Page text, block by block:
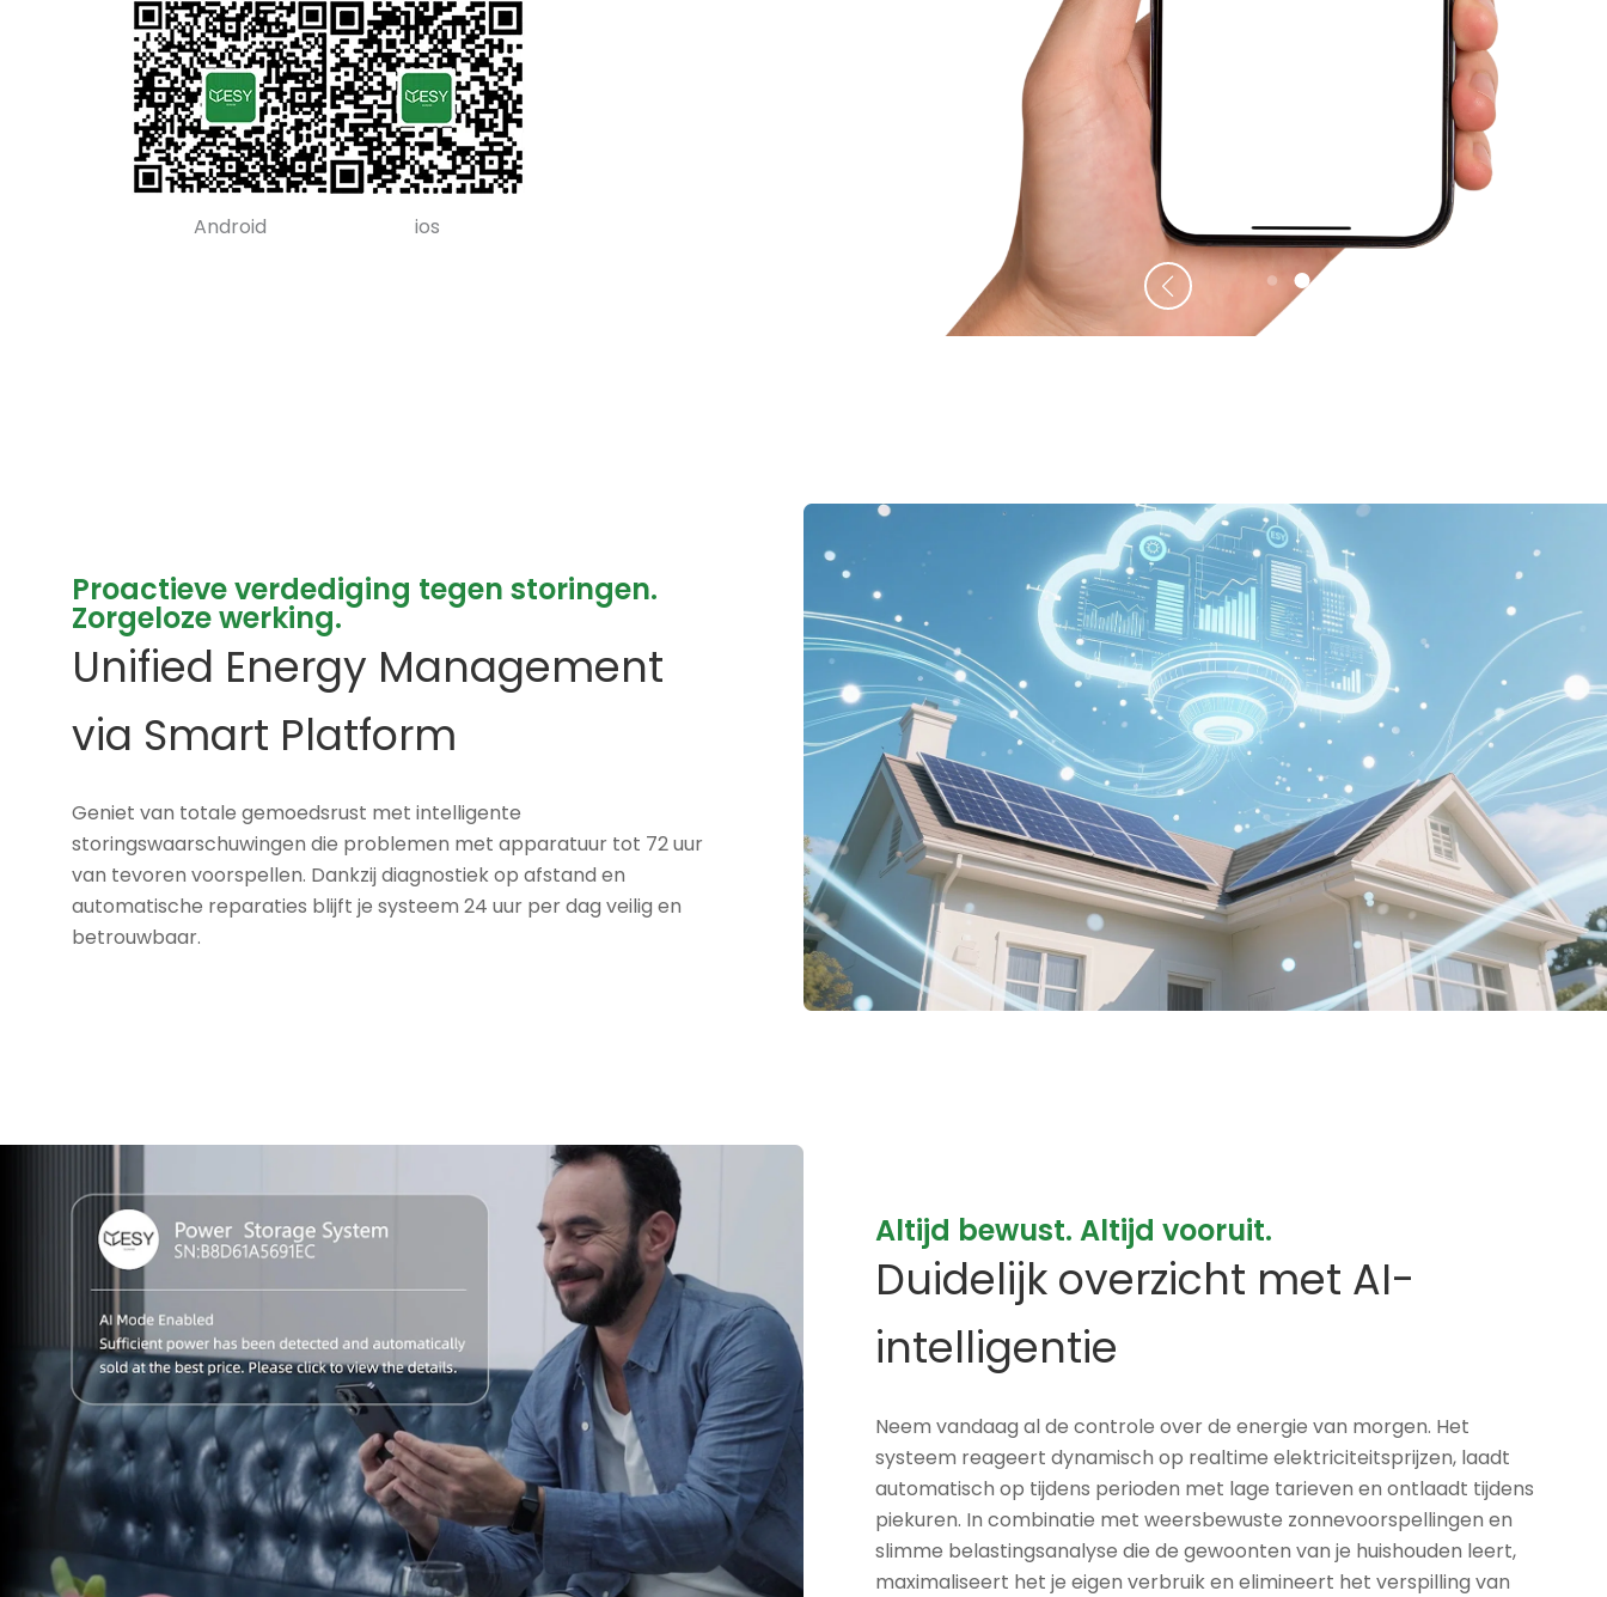
Android ios
Proactieve verdediging tegen storingen.
Zorgeloze werking.
Unified Energy Management
via Smart Platform
Geniet van totale gemoedsrust met intelligente
storingswaarschuwingen die problemen met apparatuur tot 72 uur
van tevoren voorspellen. Dankzij diagnostiek op afstand en
automatische reparaties blijft je systeem 24 uur per dag veilig en
betrouwbaar.
Altijd bewust. Altijd vooruit.
Duidelijk overzicht met AI-
intelligentie
Neem vandaag al de controle over de energie van morgen. Het
systeem reageert dynamisch op realtime elektriciteitsprijzen, laadt
automatisch op tijdens perioden met lage tarieven en ontlaadt tijdens
piekuren. In combinatie met weersbewuste zonnevoorspellingen en
slimme belastingsanalyse die de gewoonten van je huishouden leert,
maximaliseert het je eigen verbruik en elimineert het verspilling van